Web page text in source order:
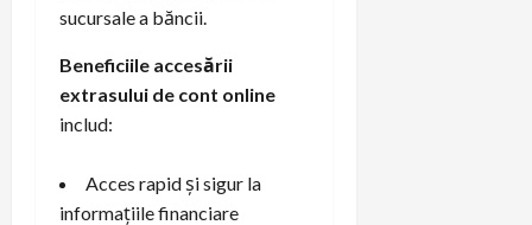
sucursale a băncii.
Beneficiile accesării
extrasului de cont online
includ:
Acces rapid și sigur la
informațiile financiare